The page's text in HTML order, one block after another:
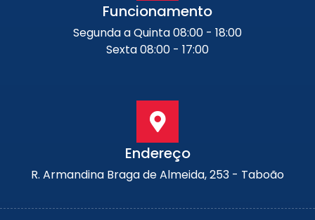
Funcionamento
Segunda a Quinta 08:00 - 18:00
Sexta 08:00 - 17:00
Endereço
R. Armandina Braga de Almeida, 253 - Taboão